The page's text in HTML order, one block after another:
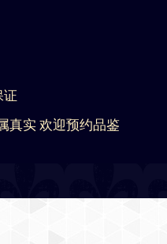
证
真实 欢迎预约品鉴